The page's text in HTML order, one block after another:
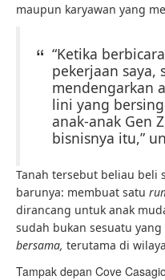
maupun karyawan yang
“Ketika
pekerjaan saya,
mendengarkan
lini yang
anak-anak Gen
bisnisnya itu,”
Tanah tersebut beliau beli
barunya: membuat satu
dirancang untuk anak
sudah bukan sesuatu
bersama, terutama di
Tampak depan Cove